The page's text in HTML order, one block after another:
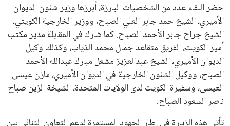
حضر اللقاء عدد من الشخصيات البارزة، أبرزها وزير شئون الديوان
الأميري، الشيخ حمد جابر العلي الصباح، ووزير الخارجية الكويتي،
الشيخ جراح جابر الأحمد الصباح. كما شارك في المقابلة مدير مكتب
أمير الكويت، الفريق متقاعد جمال محمد الذياب، وكذلك وكيل
الديوان الأميري، الشيخ عبدالعزيز مشعل مبارك عبدالله الأحمد
الصباح، ووكيل الشئون الخارجية في الديوان الأميري، مازن عيسى
العيسى، وسفيرة الكويت لدى الولايات المتحدة، الشيخة الزين صباح
ناصر السعود الصباح.